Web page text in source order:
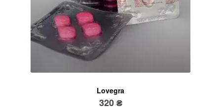
Lovegra
320₴